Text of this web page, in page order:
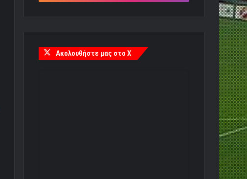
Ακολουθήστε μας στο X